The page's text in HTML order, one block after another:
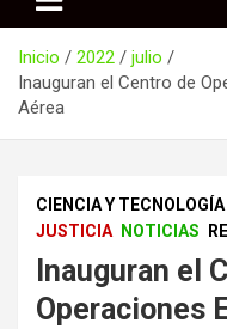
Inicio 2022
julio
Inauguran el Centro de
Aérea
CIENCIA Y TECNOLOGÍA
JUSTICIA
NOTICIAS
Inauguran el
Operaciones